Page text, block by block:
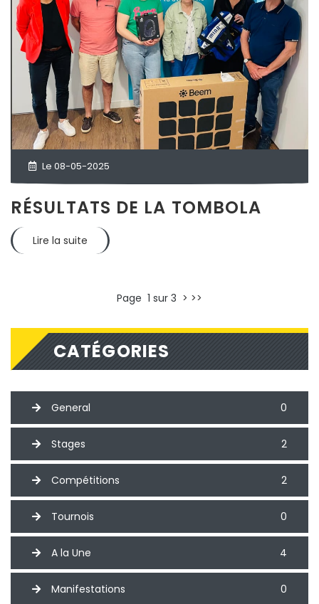
Le 08-05-2025
RÉSULTATS DE LA TOMBOLA
Lire la suite
Page 1 sur 3 > >>
CATÉGORIES
General 0
Stages 2
Compétitions 2
Tournois 0
A la Une 4
Manifestations 0